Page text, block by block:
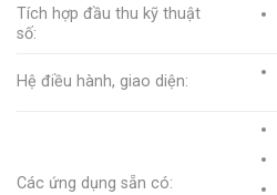
Tích hợp đầu thu kỹ thuật
số:
Hệ điều hành, giao diện:
Các ứng dụng sẵn có: